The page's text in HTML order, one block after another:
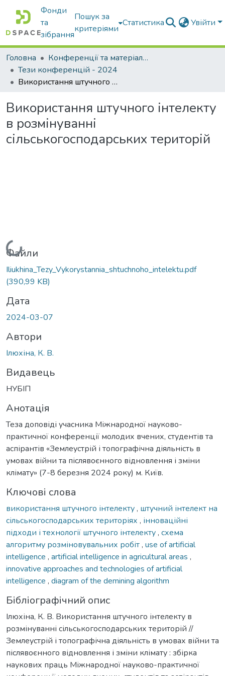
Фонди
та
зібрання
Пошук за
критеріями
Статистика Увійти
Головна
Конференції та матеріали конференцій
Тези конференцій - 2024
Використання штучного інтелекту в розмінуванні сільськогосподарських територій
Використання штучного інтелекту
в розмінуванні
сільськогосподарських територій
Вантажиться...
Файли
Iliukhina_Tezy_Vykorystannia_shtuchnoho_intelektu.pdf
(390,99 KB)
Дата
2024-03-07
Автори
Ілюхіна, К. В.
Видавець
НУБІП
Анотація
Теза доповіді учасника Міжнародної науково-
практичної конференції молодих вчених, студентів та
аспірантів «Землеустрій і топографічна діяльність в
умовах війни та післявоєнного відновлення і зміни
клімату» (7-8 березня 2024 року) м. Київ.
Ключові слова
використання штучного інтелекту, штучний інтелект на
сільськогосподарських територіях , інноваційні
підходи і технології штучного інтелекту, схема
алгоритму розміновувальних робіт, use of artificial
intelligence , artificial intelligence in agricultural areas ,
innovative approaches and technologies of artificial
intelligence , diagram of the demining algorithm
Бібліографічний опис
Ілюхіна, К. В. Використання штучного інтелекту в
розмінуванні сільськогосподарських територій //
Землеустрій і топографічна діяльність в умовах війни та
післявоєнного відновлення і зміни клімату : збірка
наукових праць Міжнародної науково-практичної